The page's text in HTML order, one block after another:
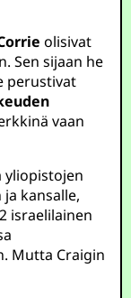
olisivat
Sen sijaan he
perustivat
vaan
yliopistojen
kansalle,
israelilainen
Mutta Craigin